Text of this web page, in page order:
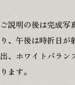
ご説明の後は完成
り、午後は時折日
出、ホワイトバラン
ります。